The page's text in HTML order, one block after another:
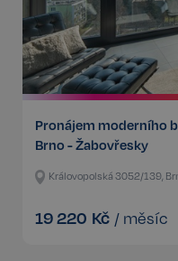
Pronájem moderního
Brno - Žabovřesky
Královopolská 3052/139,
19 220 Kč / měsíc